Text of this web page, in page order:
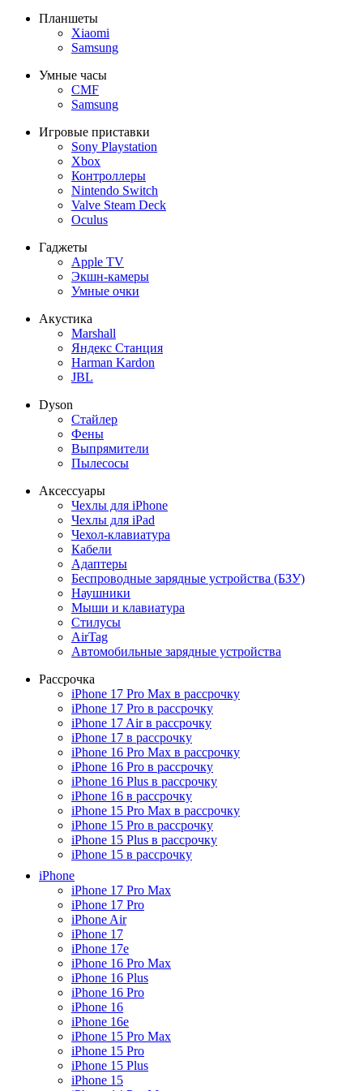
Планшеты
Xiaomi
Samsung
Умные часы
CMF
Samsung
Игровые приставки
Sony Playstation
Xbox
Контроллеры
Nintendo Switch
Valve Steam Deck
Oculus
Гаджеты
Apple TV
Экшн-камеры
Умные очки
Акустика
Marshall
Яндекс Станция
Harman Kardon
JBL
Dyson
Стайлер
Фены
Выпрямители
Пылесосы
Аксессуары
Чехлы для iPhone
Чехлы для iPad
Чехол-клавиатура
Кабели
Адаптеры
Беспроводные зарядные устройства (БЗУ)
Наушники
Мыши и клавиатура
Стилусы
AirTag
Автомобильные зарядные устройства
Рассрочка
iPhone 17 Pro Max в рассрочку
iPhone 17 Pro в рассрочку
iPhone 17 Air в рассрочку
iPhone 17 в рассрочку
iPhone 16 Pro Max в рассрочку
iPhone 16 Pro в рассрочку
iPhone 16 Plus в рассрочку
iPhone 16 в рассрочку
iPhone 15 Pro Max в рассрочку
iPhone 15 Pro в рассрочку
iPhone 15 Plus в рассрочку
iPhone 15 в рассрочку
iPhone
iPhone 17 Pro Max
iPhone 17 Pro
iPhone Air
iPhone 17
iPhone 17e
iPhone 16 Pro Max
iPhone 16 Plus
iPhone 16 Pro
iPhone 16
iPhone 16e
iPhone 15 Pro Max
iPhone 15 Pro
iPhone 15 Plus
iPhone 15